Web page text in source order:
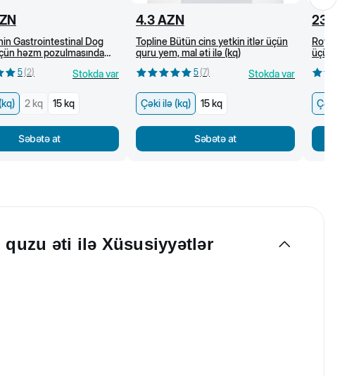
Gastrointestinal Dog
həzm pozulmasında
5 (2) Stokda var
2 kq 15 kq
Səbətə at
4.3 AZN
Topline Bütün cins yetkin itlər üçün
quru yem, mal əti ilə (kq)
5 (7) Stokda var
Çəki ilə (kq) 15 kq
Səbətə at
23
Royal
üçün
Çəki
əti ilə Xüsusiyyətlər